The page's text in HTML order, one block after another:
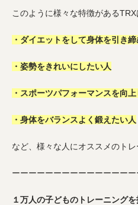
このように様々な特徴があるTRX
・ダイエットをして身体を引き
・姿勢をきれいにしたい人
・スポーツパフォーマンスを向
・身体をバランスよく鍛えたい人
など、様々な人にオススメのトレ
ーーーーーーーーーーーーーー
１万人の子どものトレーニング